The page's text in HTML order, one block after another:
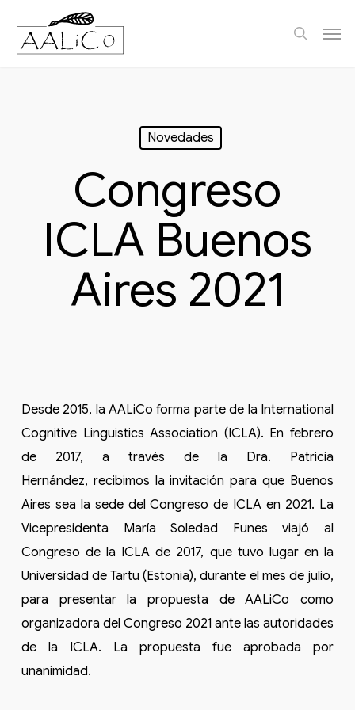
main
search
Novedades
Congreso
ICLA Buenos
Aires 2021
Desde 2015, la AALiCo forma parte de la International
Cognitive Linguistics Association (ICLA). En febrero
de 2017, a través de la Dra. Patricia
Hernández, recibimos la invitación para que Buenos
Aires sea la sede del Congreso de ICLA en 2021. La
Vicepresidenta María Soledad Funes viajó al
Congreso de la ICLA de 2017, que tuvo lugar en la
Universidad de Tartu (Estonia), durante el mes de julio,
para presentar la propuesta de AALiCo como
organizadora del Congreso 2021 ante las autoridades
de la ICLA. La propuesta fue aprobada por
unanimidad.